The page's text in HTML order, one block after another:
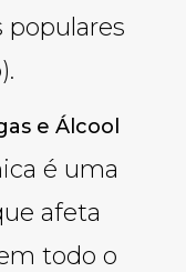
populares
e Álcool
é uma
afeta
todo o